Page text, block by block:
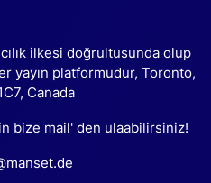
ilkesi doğrultusunda olup
yayın platformudur, Toronto,
Canada
bize mail' den ulaabilirsiniz!